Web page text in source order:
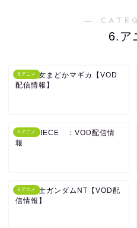
―
6.ア
6.アニメ
魔法少女まどかマギカ【VOD
配信情報】
6.アニメ
ONE PIECE ：VOD配信情
報
6.アニメ
機動戦士ガンダムNT【VOD配
信情報】